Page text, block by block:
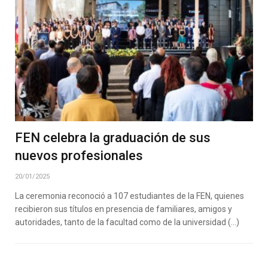
FEN celebra la graduación de sus
nuevos profesionales
20/01/2025
La ceremonia reconoció a 107 estudiantes de la FEN, quienes
recibieron sus títulos en presencia de familiares, amigos y
autoridades, tanto de la facultad como de la universidad (…)